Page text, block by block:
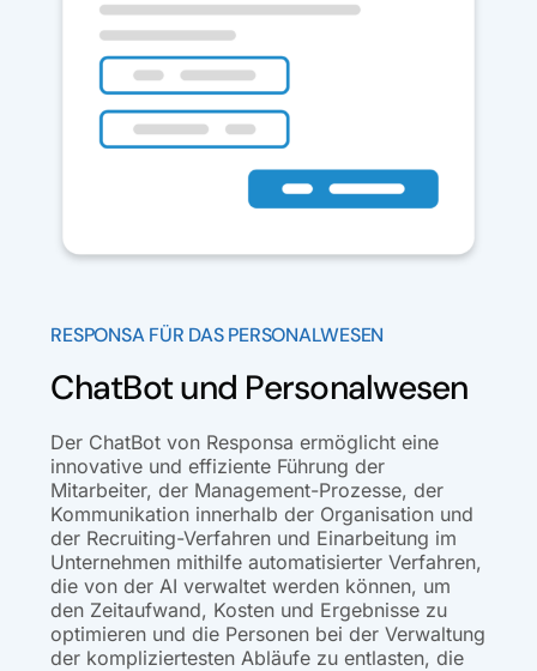
RESPONSA FÜR DAS PERSONALWESEN
ChatBot und Personalwesen
Der ChatBot von Responsa ermöglicht eine
innovative und effiziente Führung der
Mitarbeiter, der Management-Prozesse, der
Kommunikation innerhalb der Organisation und
der Recruiting-Verfahren und Einarbeitung im
Unternehmen mithilfe automatisierter Verfahren,
die von der AI verwaltet werden können, um
den Zeitaufwand, Kosten und Ergebnisse zu
optimieren und die Personen bei der Verwaltung
der kompliziertesten Abläufe zu entlasten, die